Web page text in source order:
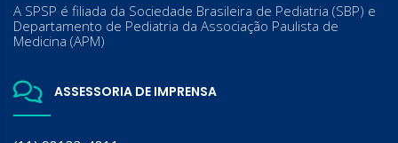
A SPSP é filiada da Sociedade Brasileira de Pediatria (SBP) e
Departamento de Pediatria da Associação Paulista de
Medicina (APM)
ASSESSORIA DE IMPRENSA